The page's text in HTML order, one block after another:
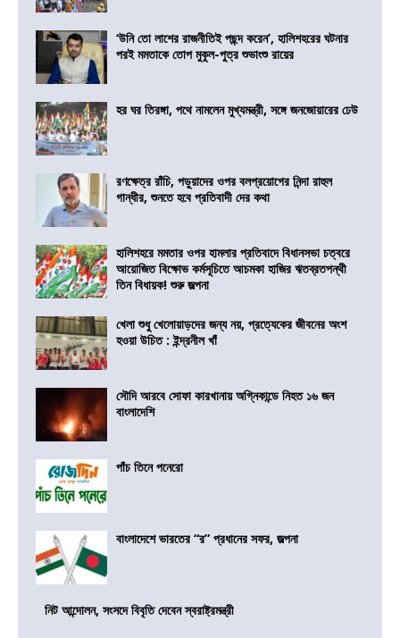
‘উনি তো লাশের রাজনীতিই পছন্দ করেন’, হালিশহরের ঘটনার
পরই মমতাকে তোপ মুকুল-পুত্র শুভাংশু রায়ের
হর ঘর তিরঙ্গা, পথে নামলেন মুখ্যমন্ত্রী, সঙ্গে জনজোয়ারের ঢেউ
রণক্ষেত্র রাঁচি, পড়ুয়াদের ওপর বলপ্রয়োগের নিন্দা রাহুল
গান্ধীর, শুনতে হবে প্রতিবাদী দের কথা
হালিশহরে মমতার ওপর হামলার প্রতিবাদে বিধানসভা চত্বরে
আয়োজিত বিক্ষোভ কর্মসূচিতে আচমকা হাজির ঋতব্রতপন্থী
তিন বিধায়ক! শুরু জল্পনা
খেলা শুধু খেলোয়াড়দের জন্য নয়, প্রত্যেকের জীবনের অংশ
হওয়া উচিত : ইন্দ্রনীল খাঁ
সৌদি আরবে সোফা কারখানায় অগ্নিকান্ডে নিহত ১৬ জন
বাংলাদেশি
পাঁচ তিনে পনেরো
বাংলাদেশে ভারতের “র” প্রধানের সফর, জল্পনা
নিট আন্দোলন, সংসদে বিবৃতি দেবেন স্বরাষ্ট্রমন্ত্রী